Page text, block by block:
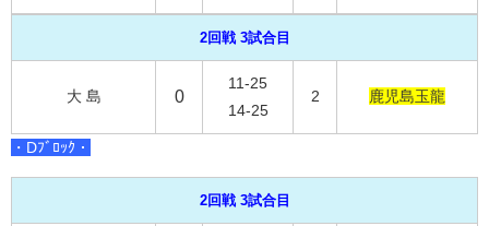
2回戦 3試合目
大 島 0
11-25
14-25
2 鹿児島玉龍
・Dﾌﾞﾛｯｸ・
2回戦 3試合目